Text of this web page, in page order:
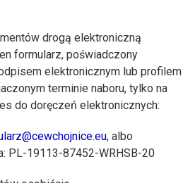
drogą elektroniczną
formularz, poświadczony
elektronicznym lub profilem
terminie naboru, tylko na
do doręczeń elektronicznych:
, albo
PL-19113-87452-WRHSB-20